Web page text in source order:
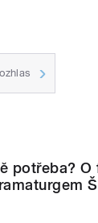
potřeba? O